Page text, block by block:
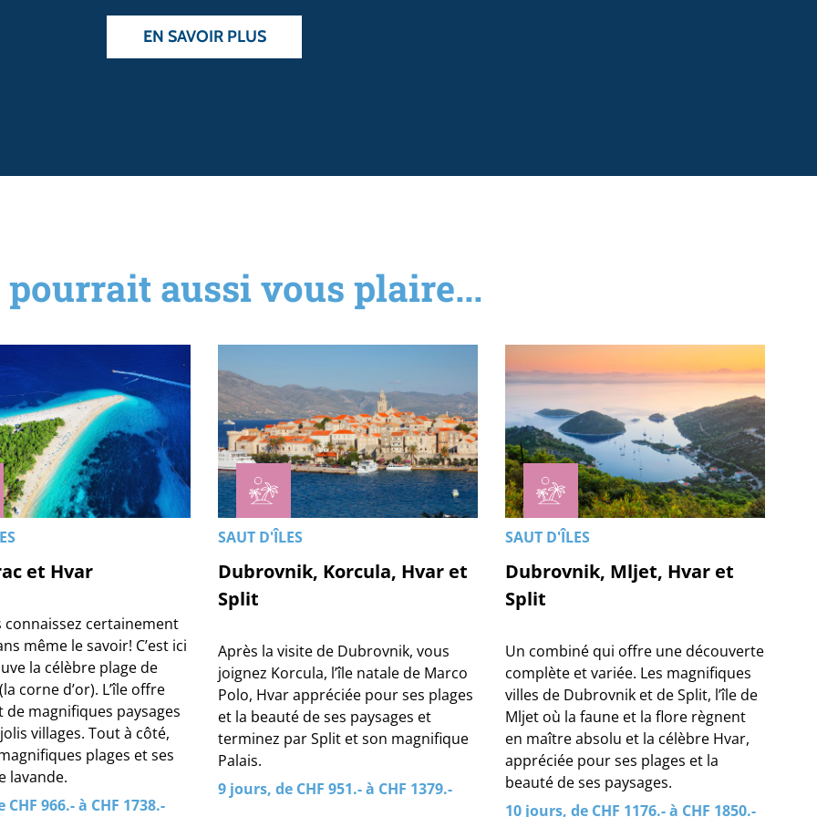
EN SAVOIR PLUS
pourrait aussi vous plaire...
et Hvar
connaissez certainement
même le savoir! C’est ici
la célèbre plage de
corne d’or). L’île offre
de magnifiques paysages
villages. Tout à côté,
plages et ses
lavande.
966.- à CHF 1738.-
SAUT D'ÎLES
Dubrovnik, Korcula, Hvar et
Split
Après la visite de Dubrovnik, vous
joignez Korcula, l’île natale de Marco
Polo, Hvar appréciée pour ses plages
et la beauté de ses paysages et
terminez par Split et son magnifique
Palais.
9 jours, de CHF 951.- à CHF 1379.-
SAUT D'ÎLES
Dubrovnik, Mljet, Hvar et
Split
Un combiné qui offre une découverte
complète et variée. Les magnifiques
villes de Dubrovnik et de Split, l’île de
Mljet où la faune et la flore règnent
en maître absolu et la célèbre Hvar,
appréciée pour ses plages et la
beauté de ses paysages.
10 jours, de CHF 1176.- à CHF 1850.-